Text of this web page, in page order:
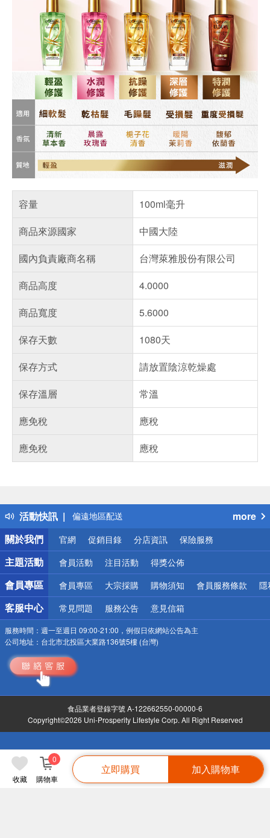
收藏 購物車
0
立即購買 加入購物車
容量
100ml毫升
商品來源國家
中國大陸
國內負責廠商名稱
台灣萊雅股份有限公司
商品高度
4.0000
商品寬度
5.6000
保存天數
1080天
保存方式
請放置陰涼乾燥處
保存溫層
常溫
應免稅
應稅
應免稅
應稅
活動快訊
詐騙網頁！請小心！
得獎公告
偏遠地區配送
詐騙網頁！請小心！
more
關於我們
官網 促銷目錄 分店資訊 保險服務
主題活動 會員活動 注目活動 得獎公佈
會員專區 會員專區 大宗採購 購物須知 會員服務條款 隱
客服中心 常見問題 服務公告 意見信箱
服務時間： 週一至週日 09:00-21:00，例假日依網站公告為主
公司地址： 台北市北投區大業路136號5樓 (台灣)
食品業者登錄字號 A-122662550-00000-6
Copyright©2026 Uni-Prosperity Lifestyle Corp. All Right Reserved